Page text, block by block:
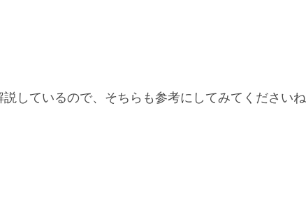
しているので、そちらも参考にしてみてくださいね